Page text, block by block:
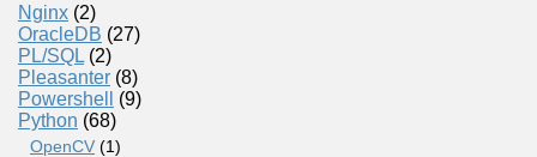
Nginx (2)
OracleDB (27)
PL/SQL (2)
Pleasanter (8)
Powershell
(9)
Python (68)
OpenCV (1)